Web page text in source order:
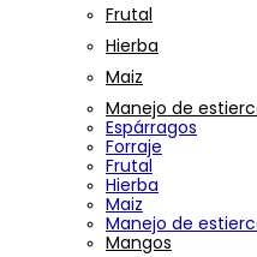
Frutal
Hierba
Maiz
Manejo de
Espárragos
Forraje
Frutal
Hierba
Maiz
Manejo de
Mangos